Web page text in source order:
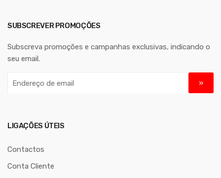
SUBSCREVER PROMOÇÕES
Subscreva promoções e campanhas exclusivas, indicando o
seu email.
r
ç
LIGAÇÕES ÚTEIS
Contactos
Conta Cliente